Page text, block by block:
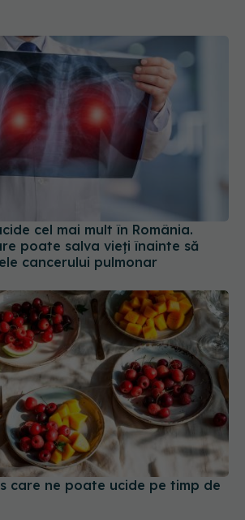
cel mai mult în România.
poate salva vieți înainte să
cancerului pulmonar
care ne poate ucide pe timp de